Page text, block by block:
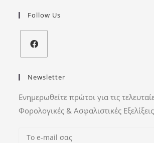
Follow Us
Newsletter
Ενημερωθείτε πρώτοι για τις
Φορολογικές & Ασφαλιστικές